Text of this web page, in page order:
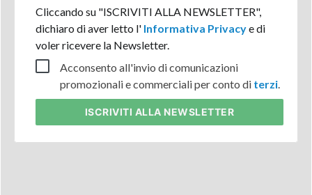
Cliccando su "ISCRIVITI ALLA NEWSLETTER",
dichiaro di aver letto l'Informativa Privacye di
voler ricevere la Newsletter.
Acconsento all'invio di comunicazioni
promozionali e commerciali per conto di terzi.
ISCRIVITI ALLA NEWSLETTER